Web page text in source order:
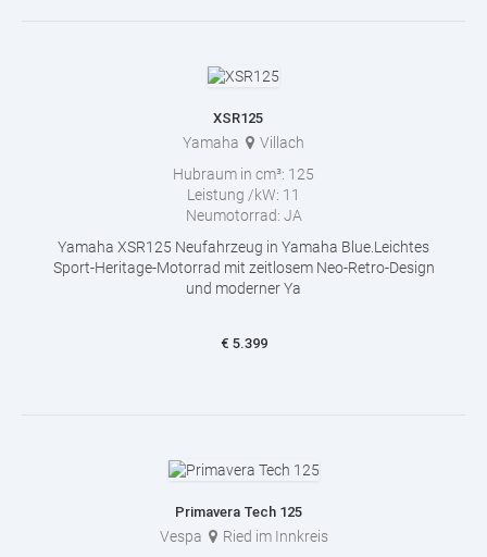
XSR125
Yamaha
Villach
Hubraum in cm³: 125
Leistung /kW: 11
Neumotorrad: JA
Yamaha XSR125 Neufahrzeug in Yamaha Blue.Leichtes
Sport-Heritage-Motorrad mit zeitlosem Neo-Retro-Design
und moderner Ya
€ 5.399
Primavera Tech 125
Vespa
Ried im Innkreis